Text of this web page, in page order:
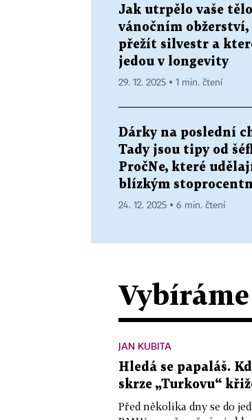
Jak utrpělo vaše
vánočním obžerství,
přežít silvestr a
jedou v longevity
29. 12. 2025 ▪ 1 min. čtení
Dárky na poslední
Tady jsou tipy od
PročNe, které
blízkým
24. 12. 2025 ▪ 6 min. čtení
JAN KUBITA
Hledá se papaláš.
skrze „Turkovu“
Před několika dny se do